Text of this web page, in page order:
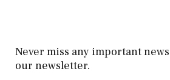
Never miss any important
our newsletter.